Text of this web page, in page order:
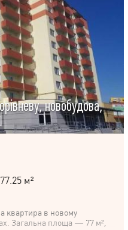
новобудова,
77.25 м²
квартира в новому
Загальна площа — 77 м²,